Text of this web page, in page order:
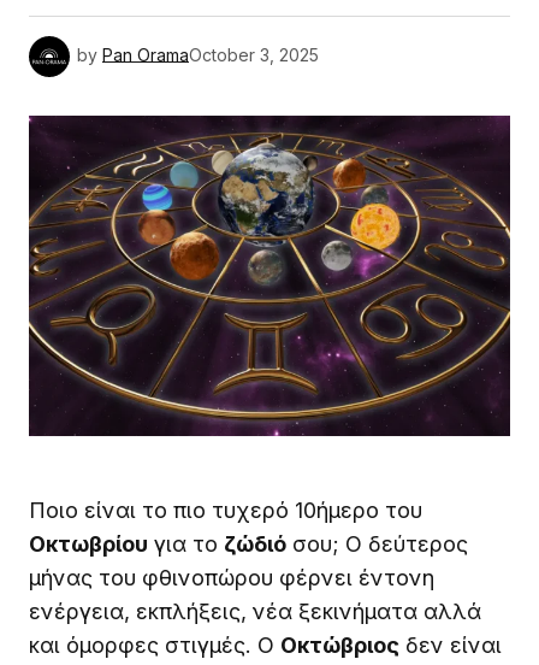
by Pan OramaOctober 3, 2025
Ποιο είναι το πιο τυχερό 10ήμερο του
Οκτωβρίου για το ζώδιό σου; Ο δεύτερος
μήνας του φθινοπώρου φέρνει έντονη
ενέργεια, εκπλήξεις, νέα ξεκινήματα αλλά
και όμορφες στιγμές. Ο Οκτώβριος δεν είναι